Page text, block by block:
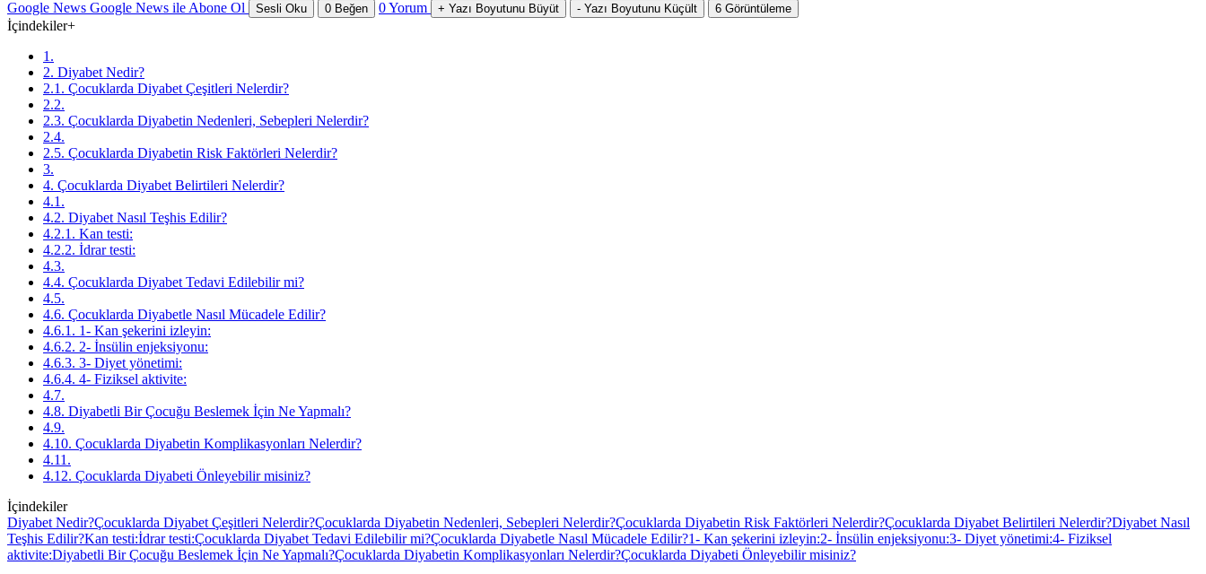
Google News Google News ile Abone Ol Sesli Oku 0 Beğen 0Yorum + Yazı Boyutunu Büyüt - Yazı Boyutunu Küçült 6 Görüntüleme
İçindekiler+
1.
2. Diyabet Nedir?
2.1. Çocuklarda Diyabet Çeşitleri Nelerdir?
2.2.
2.3. Çocuklarda Diyabetin Nedenleri, Sebepleri Nelerdir?
2.4.
2.5. Çocuklarda Diyabetin Risk Faktörleri Nelerdir?
3.
4. Çocuklarda Diyabet Belirtileri Nelerdir?
4.1.
4.2. Diyabet Nasıl Teşhis Edilir?
4.2.1. Kan testi:
4.2.2. İdrar testi:
4.3.
4.4. Çocuklarda Diyabet Tedavi Edilebilir mi?
4.5.
4.6. Çocuklarda Diyabetle Nasıl Mücadele Edilir?
4.6.1. 1- Kan şekerini izleyin:
4.6.2. 2- İnsülin enjeksiyonu:
4.6.3. 3- Diyet yönetimi:
4.6.4. 4- Fiziksel aktivite:
4.7.
4.8. Diyabetli Bir Çocuğu Beslemek İçin Ne Yapmalı?
4.9.
4.10. Çocuklarda Diyabetin Komplikasyonları Nelerdir?
4.11.
4.12. Çocuklarda Diyabeti Önleyebilir misiniz?
İçindekiler
Diyabet Nedir?Çocuklarda Diyabet Çeşitleri Nelerdir?Çocuklarda Diyabetin Nedenleri, Sebepleri Nelerdir?Çocuklarda Diyabetin Risk Faktörleri Nelerdir?Çocuklarda Diyabet Belirtileri Nelerdir?Diyabet Nasıl
Teşhis Edilir?Kan testi:İdrar testi:Çocuklarda Diyabet Tedavi Edilebilir mi?Çocuklarda Diyabetle Nasıl Mücadele Edilir?1- Kan şekerini izleyin:2- İnsülin enjeksiyonu:3- Diyet yönetimi:4- Fiziksel
aktivite:Diyabetli Bir Çocuğu Beslemek İçin Ne Yapmalı?Çocuklarda Diyabetin Komplikasyonları Nelerdir?Çocuklarda Diyabeti Önleyebilir misiniz?